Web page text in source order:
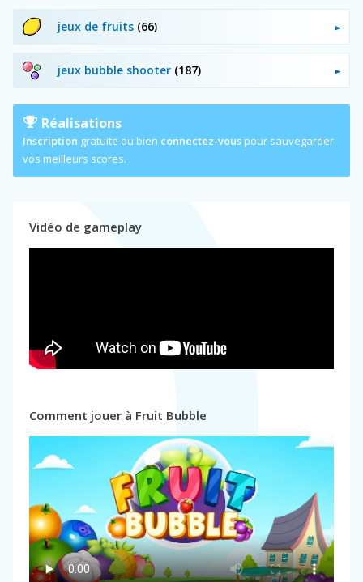
jeux de fruits (66)
jeux bubble shooter (187)
Réalisations
Inscription gratuite ou bien connectez-vous pour sauvegarder
vos meilleurs scores.
Vidéo de gameplay
Comment jouer à Fruit Bubble